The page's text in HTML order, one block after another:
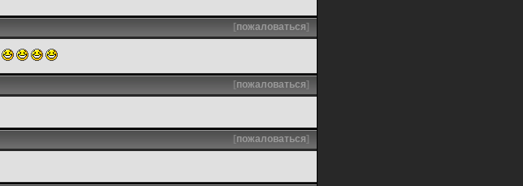
[пожаловаться]
[пожаловаться]
[пожаловаться]